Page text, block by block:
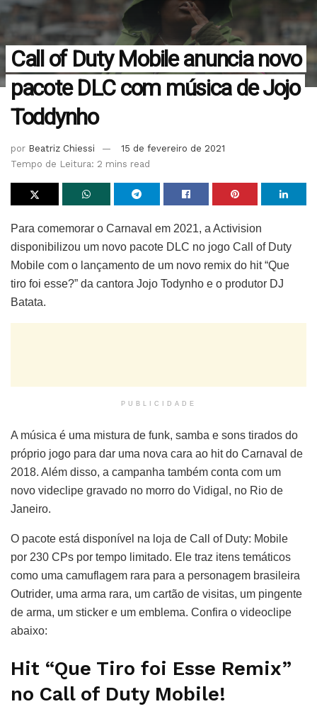
Call of Duty Mobile anuncia novo
pacote DLC com música de Jojo
Toddynho
por Beatriz Chiessi
15 de fevereiro de 2021
Tempo de Leitura: 2 mins read
Para comemorar o Carnaval em 2021, a Activision
disponibilizou um novo pacote DLC no jogo Call of Duty
Mobile com o lançamento de um novo remix do hit “Que
tiro foi esse?” da cantora Jojo Todynho e o produtor DJ
Batata.
PUBLICIDADE
A música é uma mistura de funk, samba e sons tirados do
próprio jogo para dar uma nova cara ao hit do Carnaval de
2018. Além disso, a campanha também conta com um
novo videclipe gravado no morro do Vidigal, no Rio de
Janeiro.
O pacote está disponível na loja de Call of Duty: Mobile
por 230 CPs por tempo limitado. Ele traz itens temáticos
como uma camuflagem rara para a personagem brasileira
Outrider, uma arma rara, um cartão de visitas, um pingente
de arma, um sticker e um emblema. Confira o videoclipe
abaixo:
Hit “Que Tiro foi Esse Remix”
no Call of Duty Mobile!